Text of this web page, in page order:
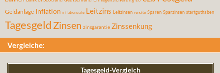
Geldanlage Inflation inflationsrate Leitzins Leitzinsen rendite Sparen Sparzinsen startguthaben
Tagesgeld Zinsen zinsgarantie Zinssenkung
Vergleiche:
Tagesgeld-Vergleich